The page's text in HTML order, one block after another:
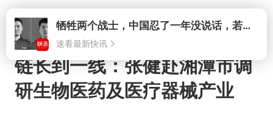
打开
链长到一线：张健赴湘潭市调
研生物医药及医疗器械产业